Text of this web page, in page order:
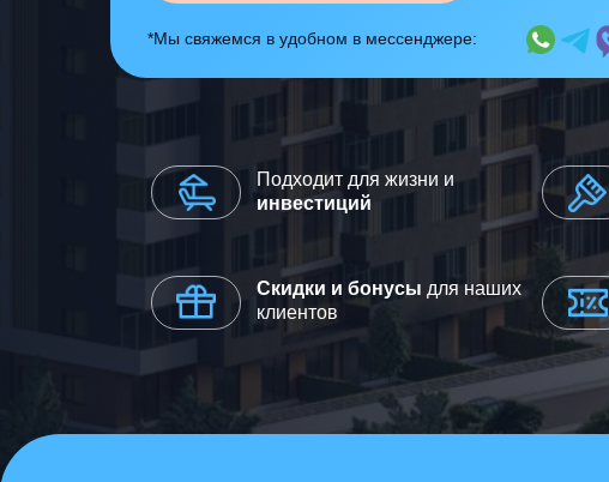
*Мы свяжемся в удобном в мессенджере:
Подходит для жизни и
инвестиций
Скидки и бонусы для наших
клиентов